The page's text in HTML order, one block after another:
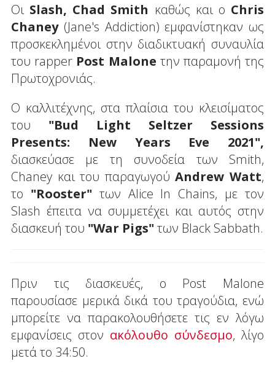
Οι Slash, Chad Smith καθώς και ο Chris
Chaney(Jane's Addiction) εμφανίστηκαν ως
προσκεκλημένοι στην διαδικτυακή συναυλία
του rapper Post Malone την παραμονή της
Πρωτοχρονιάς.
Ο καλλιτέχνης, στα πλαίσια του κλεισίματος
του "Bud Light Seltzer Sessions
Presents: New Years Eve 2021",
διασκεύασε με τη συνοδεία των Smith,
Chaney και του παραγωγούAndrew Watt,
το "Rooster" των Alice In Chains, με τον
Slash έπειτα να συμμετέχει και αυτός στην
διασκευή του "War Pigs" των Black Sabbath.
Πριν τις διασκευές, ο Post Malone
παρουσίασε μερικά δικά του τραγούδια, ενώ
μπορείτε να παρακολουθήσετε τις εν λόγω
εμφανίσεις στον ακόλουθο σύνδεσμο, λίγο
μετά το 34:50.